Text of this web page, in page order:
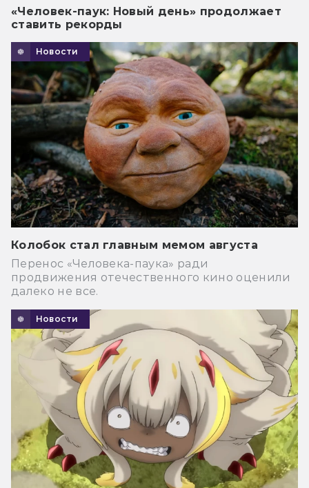
«Человек-паук: Новый день» продолжает
ставить рекорды
Новости
Колобок стал главным мемом августа
Перенос «Человека-паука» ради
продвижения отечественного кино оценили
далеко не все.
Новости